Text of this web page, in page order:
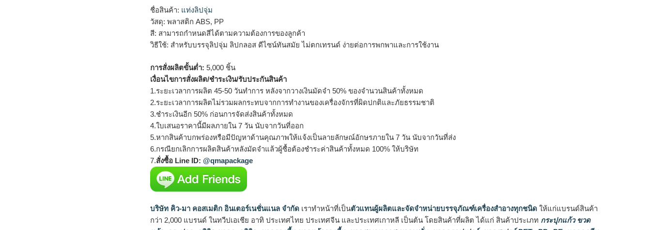
ชื่อสินค้า: แท่งลิปจุ่ม
วัสดุ: พลาสติก ABS, PP
สี: สามารถกำหนดสีได้ตามความต้องการของลูกค้า
วิธีใช้: สำหรับบรรจุลิปจุ่ม ลิปกลอส ดีไซน์ทันสมัย ไม่ตกเทรนด์ ง่ายต่อการพกพาและการใช้งาน
การสั่งผลิตขั้นต่ำ: 5,000 ชิ้น
เงื่อนไขการสั่งผลิต/ชำระเงิน/รับประกันสินค้า
1.ระยะเวลาการผลิต 45-50 วันทำการ หลังจากวางเงินมัดจำ 50% ของจำนวนสินค้าทั้งหมด
2.ระยะเวลาการผลิตไม่รวมผลกระทบจากการทำงานของเครื่องจักรที่ผิดปกติและภัยธรรมชาติ
3.ชำระเงินอีก 50% ก่อนการจัดส่งสินค้าทั้งหมด
4.ใบเสนอราคานี้มีผลภายใน 7 วัน นับจากวันที่ออก
5.หากสินค้าบกพร่องหรือมีปัญหาด้านคุณภาพให้แจ้งเป็นลายลักษณ์อักษรภายใน 7 วัน นับจากวันที่ส่ง
6.กรณียกเลิกการผลิตสินค้าหลังมัดจำแล้วผู้ซื้อต้องชำระค่าสินค้าทั้งหมด 100% ให้บริษัท
7.สั่งซื้อ Line ID: @qmapackage
บริษัท คิว-มา คอสเมติก อินเตอร์เนชั่นแนล จำกัด เราทำหน้าที่เป็นตัวแทนผู้ผลิตและจัดจำหน่ายบรรจุภัณฑ์เครื่องสำอางทุกชนิด ให้แก่แบรนด์สินค้า
กว่า 2,000 แบรนด์ ในทวีปเอเชีย อาทิ ประเทศไทย ประเทศจีน และประเทศเกาหลี เป็นต้น โดยสินค้าที่ผลิต ได้แก่ สินค้าประเภท กระปุกแก้ว ขวด